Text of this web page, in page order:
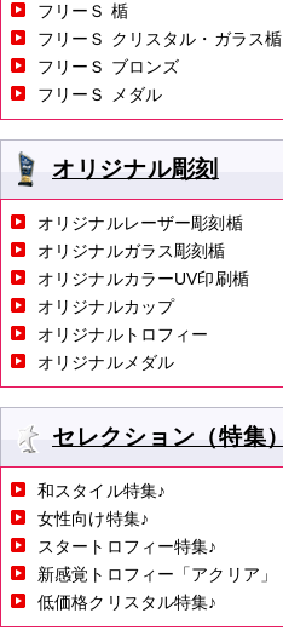
フリーＳ 楯
フリーＳ クリスタル・ガラス楯
フリーＳ ブロンズ
フリーＳ メダル
オリジナル彫刻
オリジナルレーザー彫刻楯
オリジナルガラス彫刻楯
オリジナルカラーUV印刷楯
オリジナルカップ
オリジナルトロフィー
オリジナルメダル
セレクション（特集）
和スタイル特集♪
女性向け特集♪
スタートロフィー特集♪
新感覚トロフィー「アクリア」
低価格クリスタル特集♪